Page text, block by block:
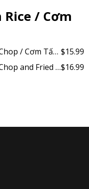
/ Cơm
66. Broken Rice with Grilled Pork Chop / Cơm Tấm Sườn $15.99
67. Broken Rice with Grilled Pork Chop and Fried Egg / Cơm Tấm Sườn Opla$16.99